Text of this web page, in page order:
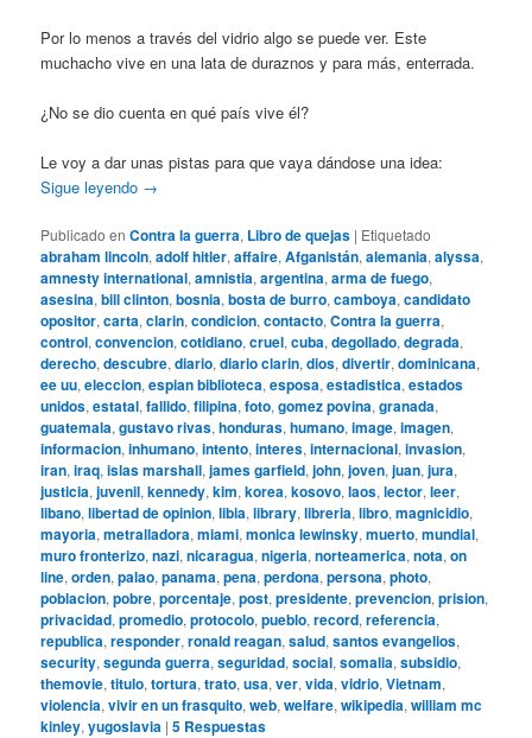
Por lo menos a través del vidrio algo se puede ver. Este
muchacho vive en una lata de duraznos y para más, enterrada.
¿No se dio cuenta en qué país vive él?
Le voy a dar unas pistas para que vaya dándose una idea:
Sigue leyendo →
Publicado en Contra la guerra, Libro de quejas | Etiquetado
abraham lincoln,adolf hitler,affaire,Afganistán,alemania,alyssa,
amnesty international,amnistia,argentina,arma de fuego,
asesina,bill clinton,bosnia,bosta de burro,camboya,candidato
opositor,carta,clarin,condicion,contacto,Contra la guerra,
control,convencion,cotidiano,cruel,cuba,degollado,degrada,
derecho,descubre,diario,diario clarin,dios,divertir,dominicana,
ee uu,eleccion,espian biblioteca,esposa,estadistica,estados
unidos,estatal,fallido,filipina,foto,gomez povina,granada,
guatemala,gustavo rivas,honduras,humano,image,imagen,
informacion,inhumano,intento,interes,internacional,invasion,
iran,iraq,islas marshall,james garfield,john,joven,juan,jura,
justicia,juvenil,kennedy,kim,korea,kosovo,laos,lector,leer,
libano,libertad de opinion,libia,library,libreria,libro,magnicidio,
mayoria,metralladora,miami,monica lewinsky,muerto,mundial,
muro fronterizo,nazi,nicaragua,nigeria,norteamerica,nota,on
line,orden,palao,panama,pena,perdona,persona,photo,
poblacion,pobre,porcentaje,post,presidente,prevencion,prision,
privacidad,promedio,protocolo,pueblo,record,referencia,
republica,responder,ronald reagan,salud,santos evangelios,
security,segunda guerra,seguridad,social,somalia,subsidio,
themovie,titulo,tortura,trato,usa,ver,vida,vidrio,Vietnam,
violencia,vivir en un frasquito,web,welfare,wikipedia,william mc
kinley,yugoslavia |5 Respuestas